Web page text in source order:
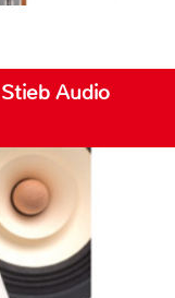
Audio